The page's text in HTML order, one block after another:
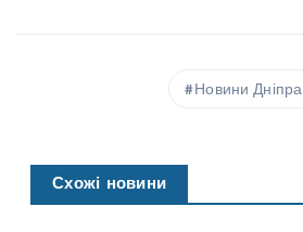
Новини Дніпра
Схожі новини